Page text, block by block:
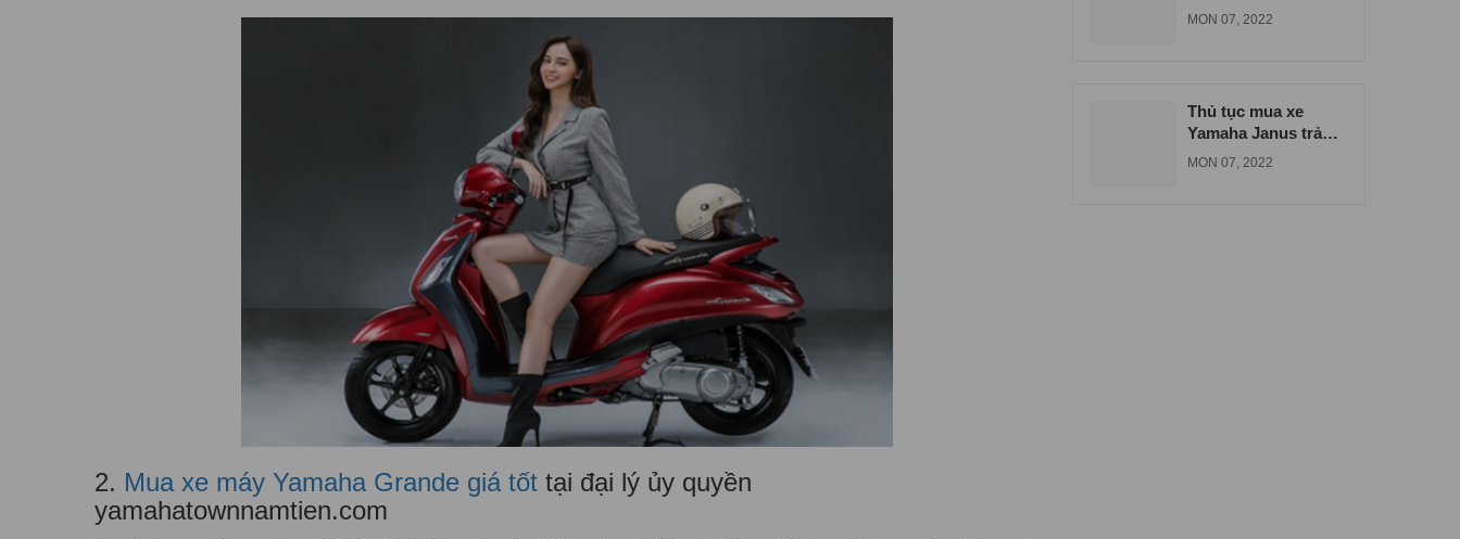
2. Mua xe máy Yamaha Grande giá tốt tại đại lý ủy quyền
yamahatownnamtien.com
dòng xe
MON 07, 2022
Thủ tục mua xe
Yamaha Janus trả
góp tại Biên Hòa
MON 07, 2022